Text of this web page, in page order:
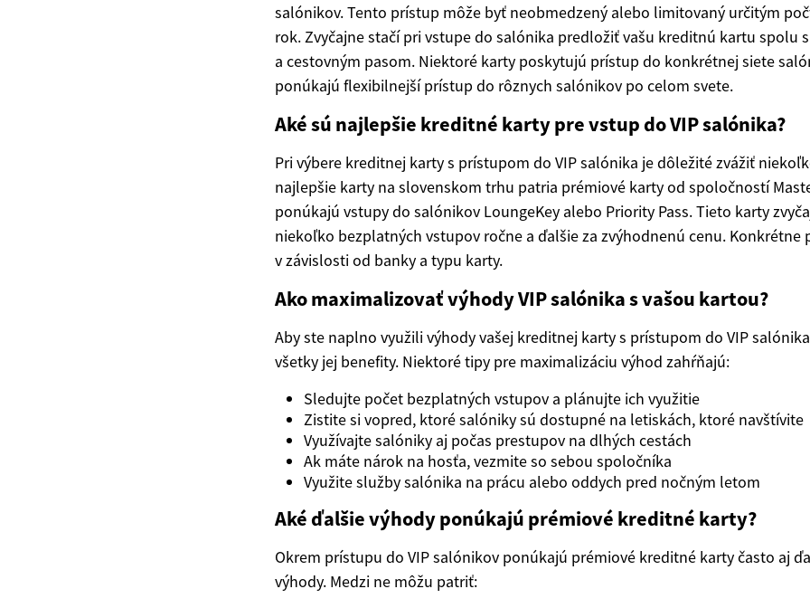
salónikov. Tento prístup môže byť neobmedzený alebo limitovaný určitým
rok. Zvyčajne stačí pri vstupe do salónika predložiť vašu kreditnú kartu spolu
a cestovným pasom. Niektoré karty poskytujú prístup do konkrétnej siete
ponúkajú flexibilnejší prístup do rôznych salónikov po celom svete.
Aké sú najlepšie kreditné karty pre vstup do VIP salónika?
Pri výbere kreditnej karty s prístupom do VIP salónika je dôležité zvážiť
najlepšie karty na slovenskom trhu patria prémiové karty od spoločností
ponúkajú vstupy do salónikov LoungeKey alebo Priority Pass. Tieto karty
niekoľko bezplatných vstupov ročne a ďalšie za zvýhodnenú cenu. Konkrétne
v závislosti od banky a typu karty.
Ako maximalizovať výhody VIP salónika s vašou kartou?
Aby ste naplno využili výhody vašej kreditnej karty s prístupom do VIP
všetky jej benefity. Niektoré tipy pre maximalizáciu výhod zahŕňajú:
Sledujte počet bezplatných vstupov a plánujte ich využitie
Zistite si vopred, ktoré salóniky sú dostupné na letiskách, ktoré navštívite
Využívajte salóniky aj počas prestupov na dlhých cestách
Ak máte nárok na hosťa, vezmite so sebou spoločníka
Využite služby salónika na prácu alebo oddych pred nočným letom
Aké ďalšie výhody ponúkajú prémiové kreditné karty?
Okrem prístupu do VIP salónikov ponúkajú prémiové kreditné karty často aj
výhody. Medzi ne môžu patriť: